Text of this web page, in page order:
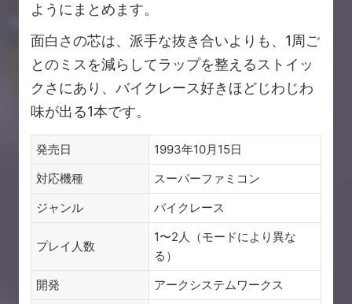
ようにまとめます。
面白さの芯は、派手な抜き合いよりも、1周ご
とのミスを減らしてラップを整えるストイッ
クさにあり、バイクレース好きほどじわじわ
味が出る1本です。
発売日
1993年10月15日
対応機種
スーパーファミコン
ジャンル
バイクレース
プレイ人数
1〜2人（モードにより異な
る）
開発
アークシステムワークス